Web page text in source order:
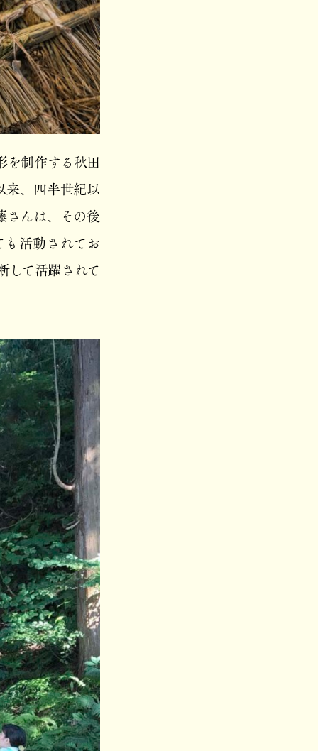
を制作する秋田
来、四半世紀以
さんは、その後
活動されてお
して活躍されて